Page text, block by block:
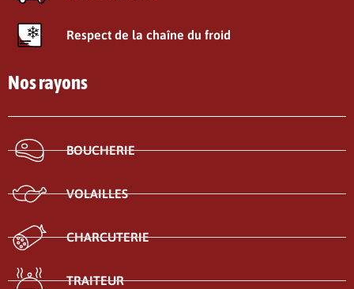
Respect de la chaîne du froid
Nos rayons
BOUCHERIE
VOLAILLES
CHARCUTERIE
TRAITEUR